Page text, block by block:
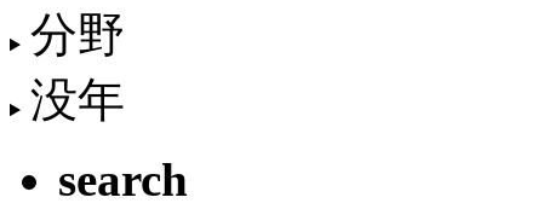
分野
没年
search